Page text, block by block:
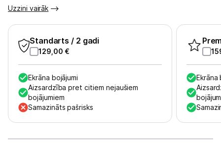
Tet pakalpojumi
Kontakti
Informācija
Uzzini vairāk
Standarts / 2 gadi
129,00 €
Ekrāna bojājumi
Aizsardzība pret citiem nejaušiem
bojājumiem
Samazināts pašrisks
Ekrāna